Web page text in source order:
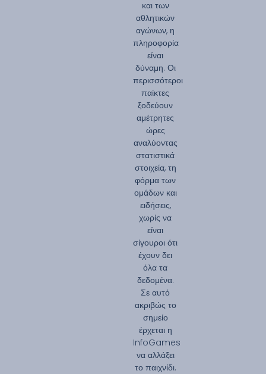
και των
αθλητικών
αγώνων, η
πληροφορία
είναι
δύναμη. Οι
περισσότεροι
παίκτες
ξοδεύουν
αμέτρητες
ώρες
αναλύοντας
στατιστικά
στοιχεία, τη
φόρμα των
ομάδων και
ειδήσεις,
χωρίς να
είναι
σίγουροι ότι
έχουν δει
όλα τα
δεδομένα.
Σε αυτό
ακριβώς το
σημείο
έρχεται η
InfoGames
να αλλάξει
το παιχνίδι.